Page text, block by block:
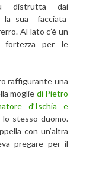
dai
la sua facciata
Al lato c’è un
fortezza per le
raffigurante una
moglie di Pietro
d’Ischia e
stesso duomo.
con un’altra
pregare per il